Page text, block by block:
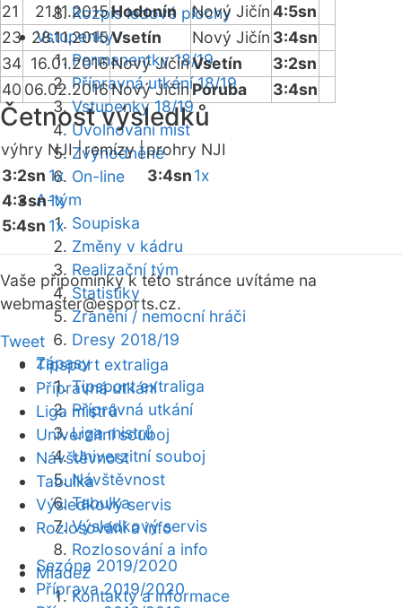
Rozpis ledové plochy
Vstupenky
Permanentky 18/19
Přípravná utkání 18/19
Vstupenky 18/19
Uvolňování míst
Zvýhodněné
On-line
A-tým
Soupiska
Změny v kádru
Realizační tým
Statistiky
Zranění / nemocní hráči
Dresy 2018/19
Zápasy
Tipsport extraliga
Přípravná utkání
Liga mistrů
Univerzitní souboj
Návštěvnost
Tabulka
Výsledkový servis
Rozlosování a info
Mládež
Kontakty a informace
21 21.11.2015Hodonín Nový Jičín4:5sn
23 28.11.2015Vsetín Nový Jičín 3:4sn
34 16.01.2016Nový JičínVsetín
3:2sn
40 06.02.2016Nový Jičín Poruba 3:4sn
Četnost výsledků
výhry NJI |remízy |prohry NJI
3:2sn 1x
4:3sn1x
5:4sn 1x
3:4sn1x
Vaše připomínky k této stránce uvítáme na
webmaster@esports.cz.
Tweet
Tipsport extraliga
Přípravná utkání
Liga mistrů
Univerzitní souboj
Návštěvnost
Tabulka
Výsledkový servis
Rozlosování a info
Sezóna 2019/2020
Příprava 2019/2020